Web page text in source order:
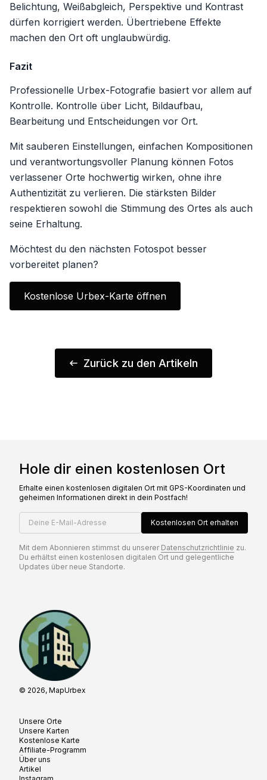
Belichtung, Weißabgleich, Perspektive und Kontrast
dürfen korrigiert werden. Übertriebene Effekte
machen den Ort oft unglaubwürdig.
Fazit
Professionelle Urbex-Fotografie basiert vor allem auf
Kontrolle. Kontrolle über Licht, Bildaufbau,
Bearbeitung und Entscheidungen vor Ort.
Mit sauberen Einstellungen, einfachen Kompositionen
und verantwortungsvoller Planung können Fotos
verlassener Orte hochwertig wirken, ohne ihre
Authentizität zu verlieren. Die stärksten Bilder
respektieren sowohl die Stimmung des Ortes als auch
seine Erhaltung.
Möchtest du den nächsten Fotospot besser
vorbereitet planen?
Kostenlose Urbex-Karte öffnen
Zurück zu den Artikeln
© 2026, MapUrbex
Unsere Orte
Unsere Karten
Kostenlose Karte
Affiliate-Programm
Über uns
Artikel
Hole dir einen kostenlosen Ort
Erhalte einen kostenlosen digitalen Ort mit GPS-Koordinaten und
geheimen Informationen direkt in dein Postfach!
Deine E-Mail-Adresse Kostenlosen Ort erhalten
Mit dem Abonnieren stimmst du unserer Datenschutzrichtlinie zu.
Du erhältst einen kostenlosen digitalen Ort und gelegentliche
Updates über neue Standorte.